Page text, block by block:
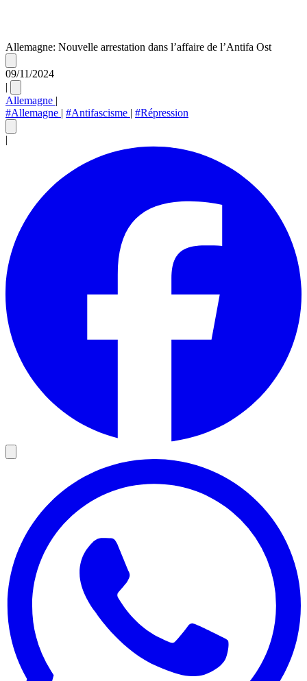
Allemagne: Nouvelle arrestation dans l’affaire de l’Antifa Ost
09/11/2024
|
Allemagne |
#Allemagne | #Antifascisme | #Répression
|